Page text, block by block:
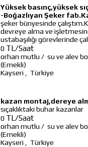
Yüksek basınç,yüksek
-Boğazlıyan Şeker
şeker bünyesinde
devreye alma ve
ustabaşılığı görevlerinde
0 TL/Saat
orhan mutlu / su ve alev
(Emekli)
Kayseri
Türkiye
kazan montaj,dereye
sıçaklıktaki buhar kazanlar
0 TL/Saat
orhan mutlu / su ve alev
(Emekli)
Kayseri
Türkiye